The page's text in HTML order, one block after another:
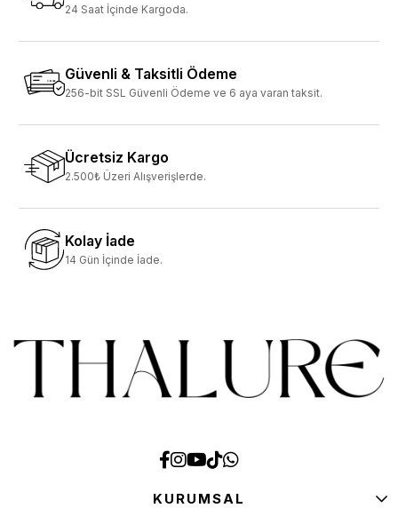
24 Saat İçinde Kargoda.
Güvenli & Taksitli Ödeme
256-bit SSL Güvenli Ödeme ve 6 aya varan taksit.
Ücretsiz Kargo
2.500₺ Üzeri Alışverişlerde.
Kolay İade
14 Gün İçinde İade.
KURUMSAL